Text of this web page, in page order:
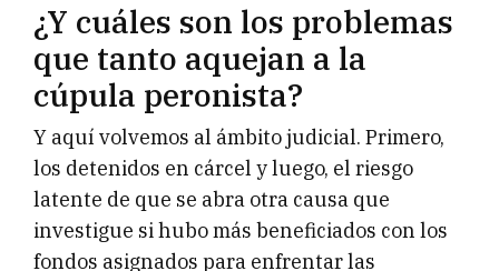
¿Y cuáles son los problemas
que tanto aquejan a la
cúpula peronista?
Y aquí volvemos al ámbito judicial. Primero,
los detenidos en cárcel y luego, el riesgo
latente de que se abra otra causa que
investigue si hubo más beneficiados con los
fondos asignados para enfrentar las